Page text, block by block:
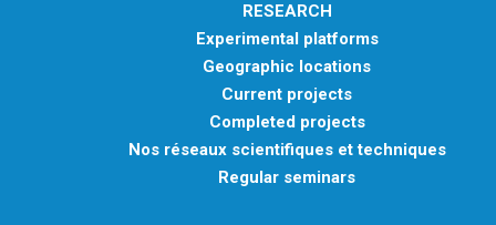
RESEARCH
Experimental platforms
Geographic locations
Current projects
Completed projects
Nos réseaux scientifiques et techniques
Regular seminars